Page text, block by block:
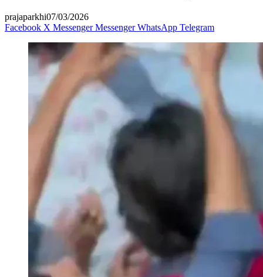
prajaparkhi07/03/2026
Facebook X Messenger Messenger WhatsApp Telegram